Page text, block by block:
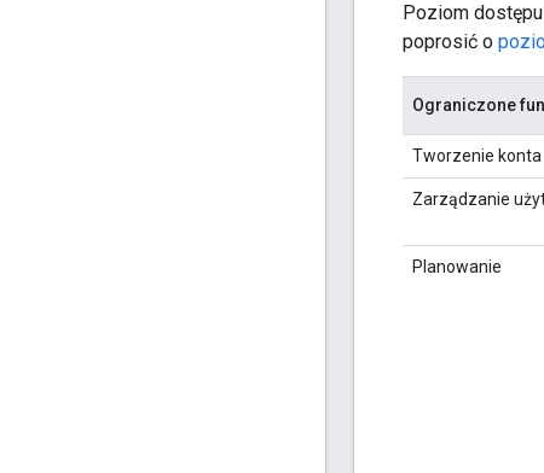
Poziom
poprosić o
Ograniczone
Tworzenie konta
Zarządzanie
Planowanie